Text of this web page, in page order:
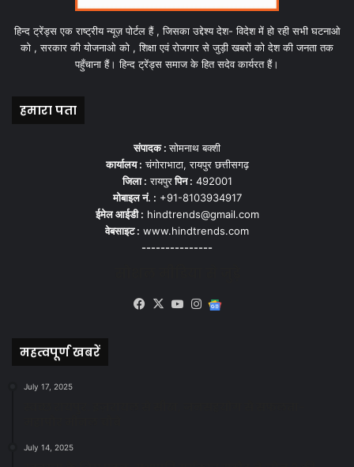
हिन्द ट्रेंड्स एक राष्ट्रीय न्यूज़ पोर्टल हैं , जिसका उद्देश्य देश- विदेश में हो रही सभी घटनाओ
को , सरकार की योजनाओ को , शिक्षा एवं रोजगार से जुड़ी खबरों को देश की जनता तक
पहुँचाना हैं। हिन्द ट्रेंड्स समाज के हित सदेव कार्यरत हैं।
हमारा पता
संपादक :सोमनाथ बक्शी
कार्यालय : चंगोराभाटा, रायपुर छत्तीसगढ़
जिला : रायपुरपिन : 492001
मोबाइल नं. : +91-8103934917
ईमेल आईडी : hindtrends@gmail.com
वेबसाइट : www.hindtrends.com
---------------
Facebook
X YouTubeInstagram
महत्वपूर्ण खबरें
July 17, 2025
July 14, 2025